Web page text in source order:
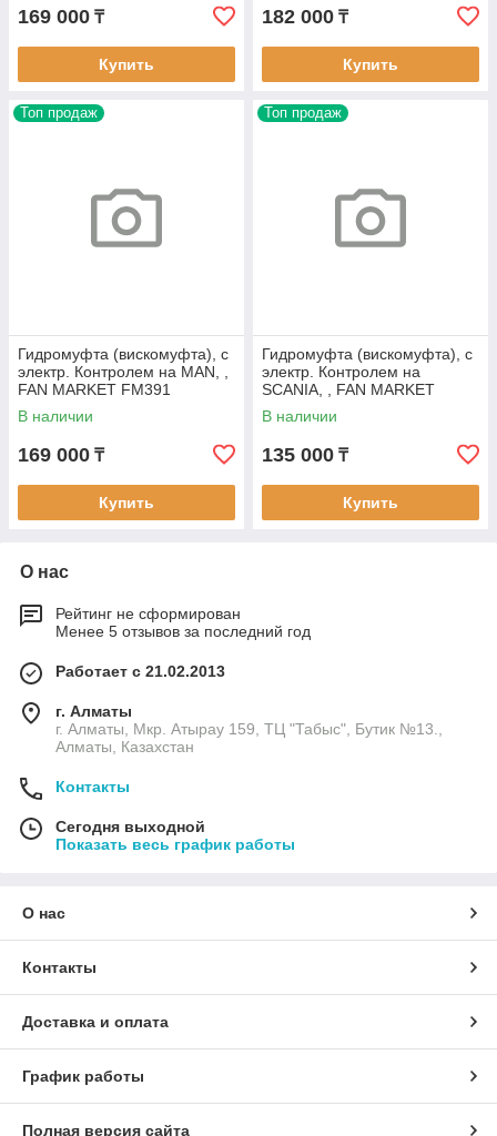
169 000 ₸
Купить
182 000 ₸
Купить
Топ продаж
Гидромуфта (вискомуфта), с
электр. Контролем на MAN, ,
FAN MARKET FM391
В наличии
169 000 ₸
Купить
Топ продаж
Гидромуфта (вискомуфта), с
электр. Контролем на
SCANIA, , FAN MARKET
FM311
В наличии
135 000 ₸
Купить
О нас
Рейтинг не сформирован
Менее 5 отзывов за последний год
Работает с 21.02.2013
г. Алматы
г. Алматы, Мкр. Атырау 159, ТЦ "Табыс", Бутик №13.,
Алматы, Казахстан
Контакты
Сегодня выходной
Показать весь график работы
О нас
Контакты
Доставка и оплата
График работы
Полная версия сайта